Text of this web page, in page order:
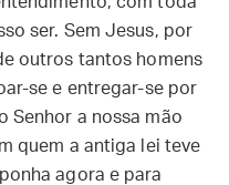
ser. Sem Jesus, por
outros tantos homens
se e entregar-se por
Senhor a nossa mão
quem a antiga lei teve
agora e para